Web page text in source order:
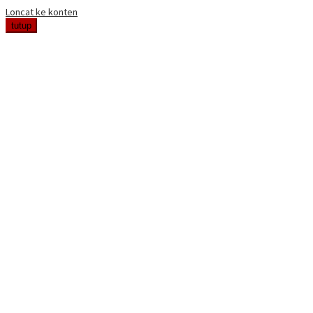
Loncat ke konten
tutup